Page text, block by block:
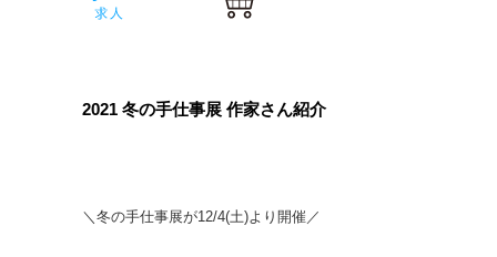
2021 冬の手仕事展 作家さん紹介
＼冬の手仕事展が12/4(土)より開催／